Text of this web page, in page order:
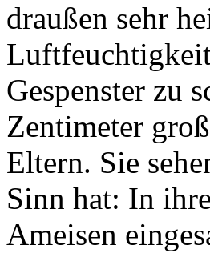
draußen sehr
Gespenster zu
Zentimeter
Eltern. Sie
Sinn hat: In
Ameisen